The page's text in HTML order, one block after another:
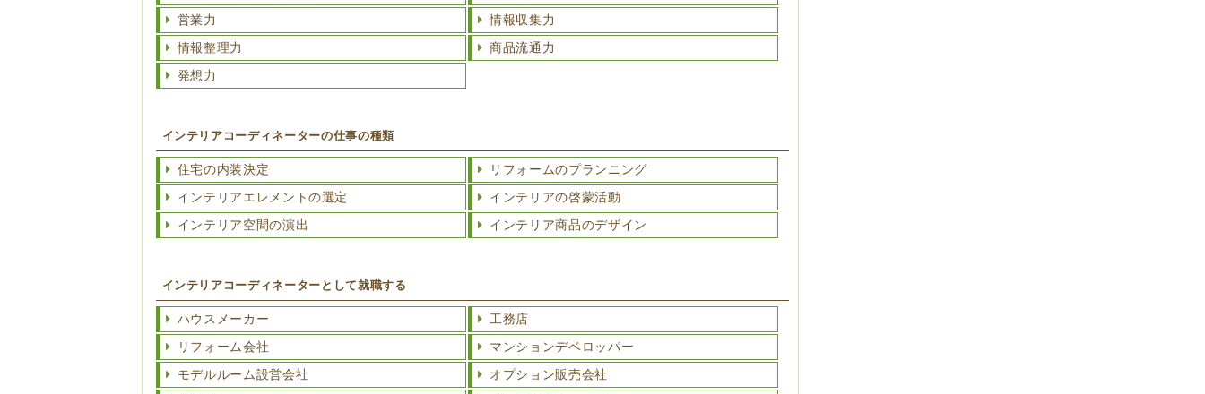
営業力 情報収集力
情報整理力 商品流通力
発想力
インテリアコーディネーターの仕事の種類
住宅の内装決定 リフォームのプランニング
インテリアエレメントの選定 インテリアの啓蒙活動
インテリア空間の演出 インテリア商品のデザイン
インテリアコーディネーターとして就職する
ハウスメーカー 工務店
リフォーム会社 マンションデベロッパー
モデルルーム設営会社 オプション販売会社